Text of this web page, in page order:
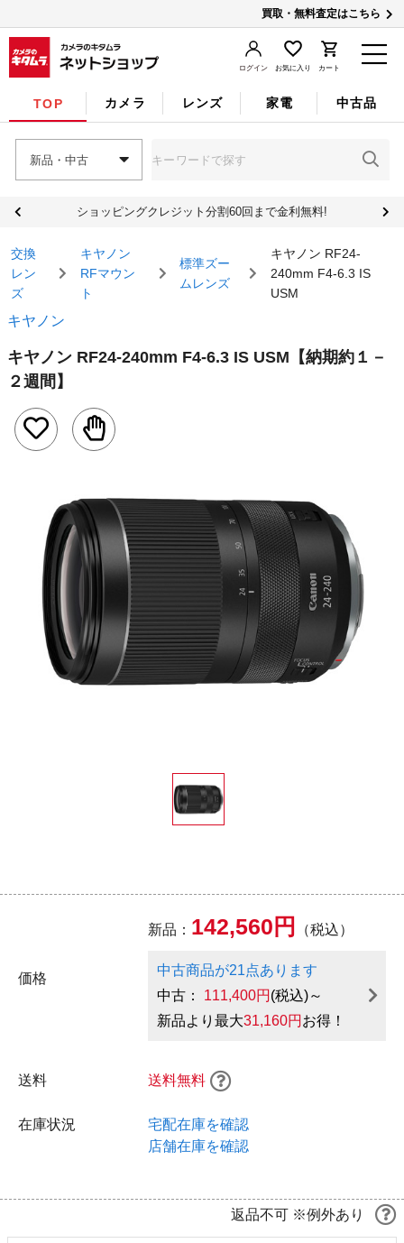
買取・無料査定はこちら
ログイン お気に入り カート
TOP カメラ レンズ 家電 中古品
新品・中古
ショッピングクレジット分割60回まで金利無料!
交換
レン
ズ
キヤノン
RFマウン
ト
標準ズー
ムレンズ
キヤノン RF24-
240mm F4-6.3 IS
USM
キヤノン
キヤノン RF24-240mm F4-6.3 IS USM 【納期約１－
２週間】
価格
新品： 142,560円 （税込）
中古商品が21点あります
中古： 111,400円 (税込)～
新品より最大31,160円 お得！
送料 送料無料
在庫状況
宅配在庫を確認
店舗在庫を確認
返品不可 ※例外あり